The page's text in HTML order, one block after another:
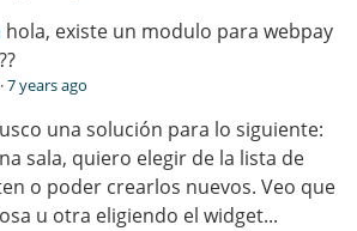
hola, existe un modulo para webpay
·7 years ago
una solución para lo siguiente:
sala, quiero elegir de la lista de
o poder crearlos nuevos. Veo que
u otra eligiendo el widget...